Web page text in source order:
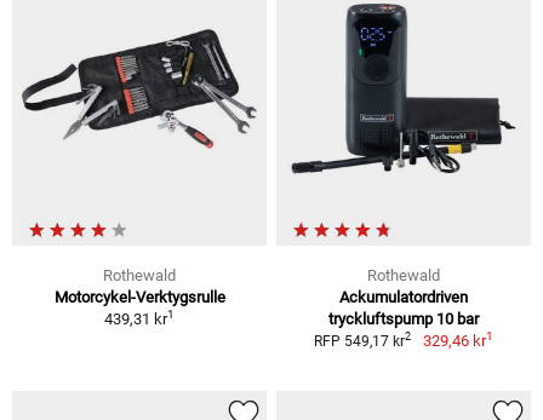
Rothewald
Motorcykel-Verktygsrulle
439,31 kr1
Rothewald
Ackumulatordriven
tryckluftspump 10 bar
RFP 549,17 kr2 329,46 kr1